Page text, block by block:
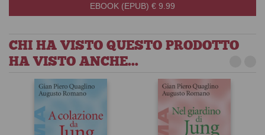
EBOOK (EPUB) € 9.99
CHI HA VISTO QUESTO PRODOTTO
HA VISTO ANCHE...